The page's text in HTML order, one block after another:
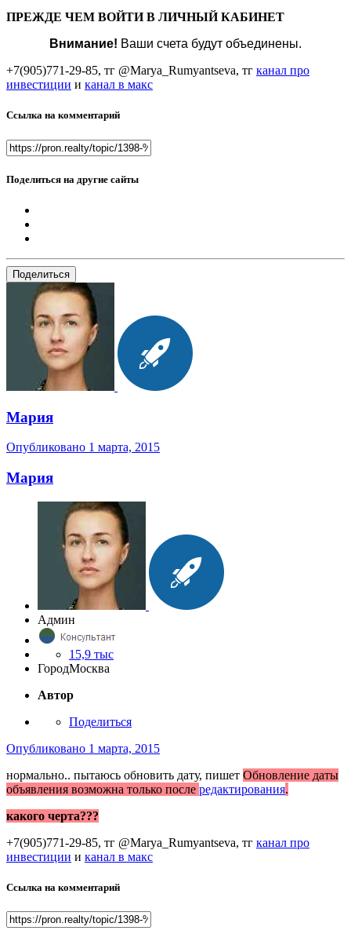
ПРЕЖДЕ ЧЕМ ВОЙТИ В ЛИЧНЫЙ КАБИНЕТ
Внимание! Ваши счета будут объединены.
+7(905)771-29-85, тг @Marya_Rumyantseva, тг канал про
инвестиции и канал в макс
Ссылка на комментарий
Поделиться на другие сайты
Поделиться
Мария
Опубликовано 1 марта, 2015
Мария
Админ
15,9 тыс
ГородМосква
Автор
Поделиться
Опубликовано 1 марта, 2015
нормально.. пытаюсь обновить дату, пишет Обновление даты
объявления возможна только после редактирования.
какого черта???
+7(905)771-29-85, тг @Marya_Rumyantseva, тг канал про
инвестиции и канал в макс
Ссылка на комментарий